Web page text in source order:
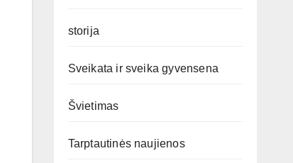
storija
Sveikata ir sveika gyvensena
Švietimas
Tarptautinės naujienos